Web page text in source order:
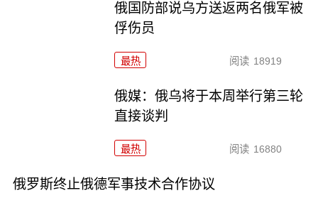
俄国防部说乌方送返两名俄军被
俘伤员
最热 阅读 18919
俄媒：俄乌将于本周举行第三轮
直接谈判
最热 阅读 16880
俄罗斯终止俄德军事技术合作协议